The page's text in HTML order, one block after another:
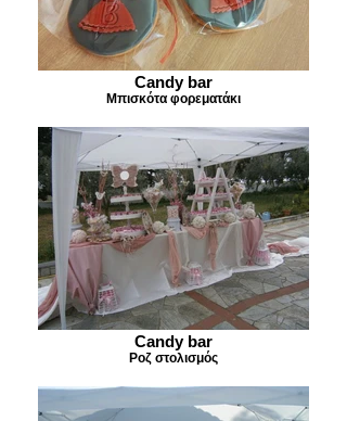
Candy bar
Μπισκότα φορεματάκι
Candy bar
Ροζ στολισμός